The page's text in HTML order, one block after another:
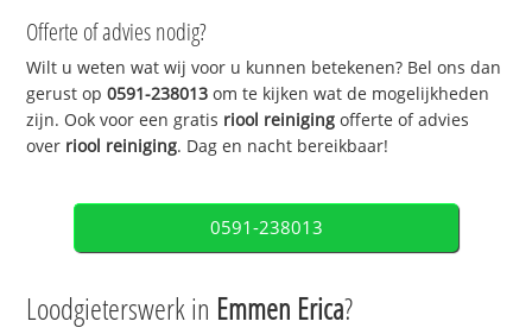
Offerte of advies nodig?
Wilt u weten wat wij voor u kunnen betekenen? Bel ons dan
gerust op0591-238013 om te kijken wat de mogelijkheden
zijn. Ook voor een gratis riool reiniging offerte of advies
over riool reiniging. Dag en nacht bereikbaar!
0591-238013
Loodgieterswerk in Emmen Erica?